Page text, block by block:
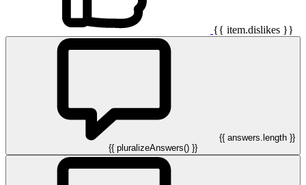
{{ item.dislikes }}
{{ answers.length }}
{{ pluralizeAnswers() }}